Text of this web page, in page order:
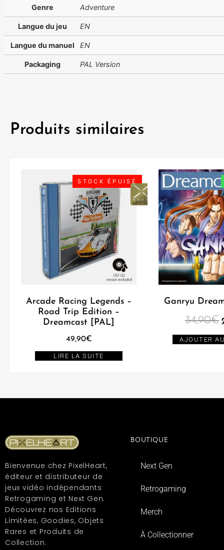
Genre Adventure
Langue du jeu EN
Langue du manuel EN
Packaging PAL Version
Produits similaires
STOCK ÉPUISÉ
Arcade Racing Legends –
Road Trip Edition –
Dreamcast [PAL]
49,90€
LIRE LA SUITE
Ganryu
34,90€
AJOUTER
Bienvenue chez PixelHeart,
éditeur et distributeur de
jeux vidéo indépendants
Retrogaming et Next Gen.
Découvrez nos Editions
Limitées, Goodies, Objets
Rares et Produits de
Collection.
BOUTIQUE
Next Gen
Retrogaming
Merch
À Collectionner